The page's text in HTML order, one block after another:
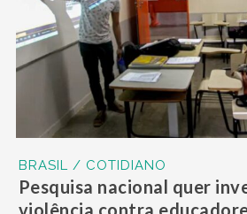
BRASIL / COTIDIANO
Pesquisa nacional quer
violência contra